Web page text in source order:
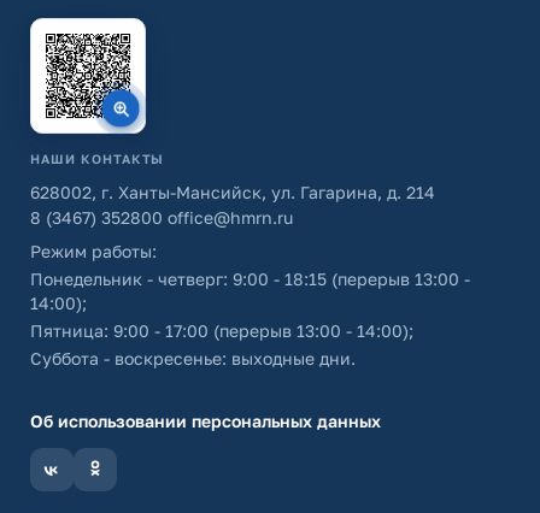
НАШИ КОНТАКТЫ
628002, г. Ханты-Мансийск, ул. Гагарина, д. 214
8 (3467) 352800 office@hmrn.ru
Режим работы:
Понедельник - четверг: 9:00 - 18:15 (перерыв 13:00 -
14:00);
Пятница: 9:00 - 17:00 (перерыв 13:00 - 14:00);
Суббота - воскресенье: выходные дни.
Об использовании персональных данных